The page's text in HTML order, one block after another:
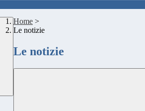
Home >
Le notizie
Le notizie